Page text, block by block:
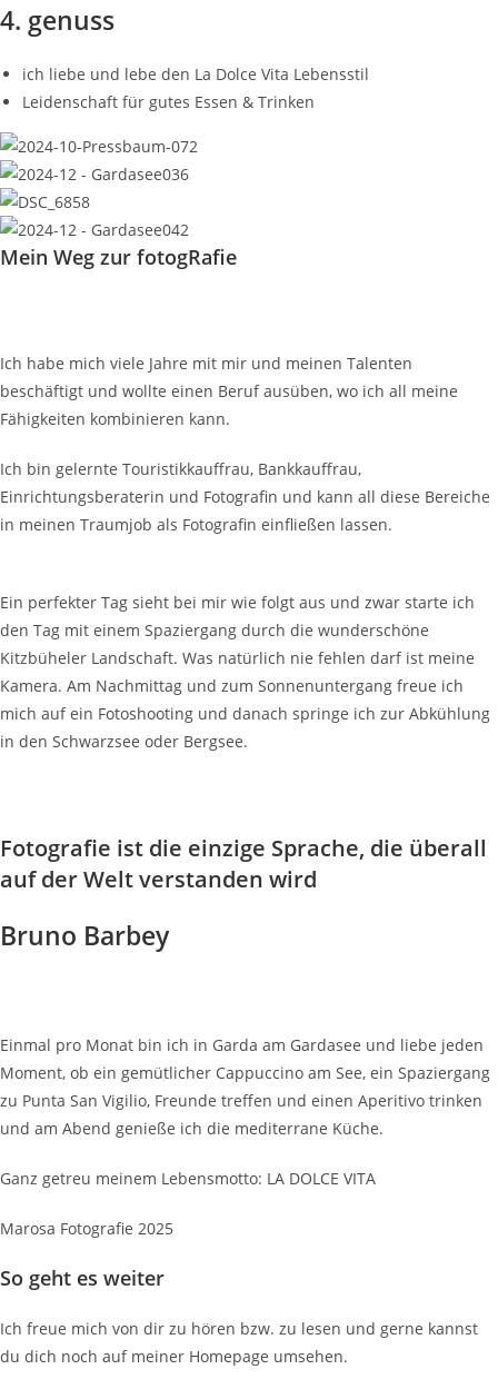
4. genuss
ich liebe und lebe den La Dolce Vita Lebensstil
Leidenschaft für gutes Essen & Trinken
Mein Weg zur fotogRafie
Ich habe mich viele Jahre mit mir und meinen Talenten
beschäftigt und wollte einen Beruf ausüben, wo ich all meine
Fähigkeiten kombinieren kann.
Ich bin gelernte Touristikkauffrau, Bankkauffrau,
Einrichtungsberaterin und Fotografin und kann all diese Bereiche
in meinen Traumjob als Fotografin einfließen lassen.
Ein perfekter Tag sieht bei mir wie folgt aus und zwar starte ich
den Tag mit einem Spaziergang durch die wunderschöne
Kitzbüheler Landschaft. Was natürlich nie fehlen darf ist meine
Kamera. Am Nachmittag und zum Sonnenuntergang freue ich
mich auf ein Fotoshooting und danach springe ich zur Abkühlung
in den Schwarzsee oder Bergsee.
Fotografie ist die einzige Sprache, die überall
auf der Welt verstanden wird
Bruno Barbey
Einmal pro Monat bin ich in Garda am Gardasee und liebe jeden
Moment, ob ein gemütlicher Cappuccino am See, ein Spaziergang
zu Punta San Vigilio, Freunde treffen und einen Aperitivo trinken
und am Abend genieße ich die mediterrane Küche.
Ganz getreu meinem Lebensmotto: LA DOLCE VITA
Marosa Fotografie 2025
So geht es weiter
Ich freue mich von dir zu hören bzw. zu lesen und gerne kannst
du dich noch auf meiner Homepage umsehen.